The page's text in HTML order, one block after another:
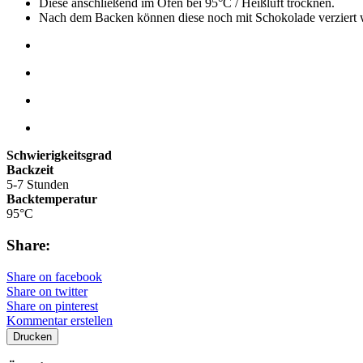
Diese anschließend im Ofen bei 95°C / Heißluft trocknen.
Nach dem Backen können diese noch mit Schokolade verziert
Schwierigkeitsgrad
Backzeit
5-7 Stunden
Backtemperatur
95°C
Share:
Share on facebook
Share on twitter
Share on pinterest
Kommentar erstellen
Drucken